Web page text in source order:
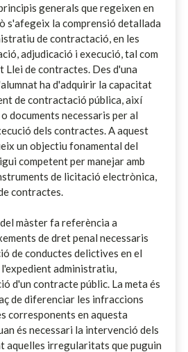
generals que regeixen en
s'afegeix la comprensió detallada
de contractació, en les
adjudicació i execució, tal com
de contractes. Des d'una
ha d'adquirir la capacitat
de contractació pública, així
documents necessaris per al
dels contractes. A aquest
un objectiu fonamental del
competent per manejar amb
de licitació electrònica,
contractes.
màster fa referència a
de dret penal necessaris
de conductes delictives en el
administratiu,
d'un contracte públic. La meta és
de diferenciar les infraccions
corresponents en aquesta
és necessari la intervenció dels
aquelles irregularitats que puguin